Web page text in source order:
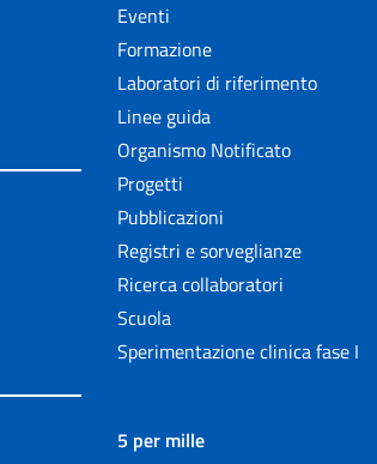
Eventi
Formazione
Laboratori di riferimento
Linee guida
Organismo Notificato
Progetti
Pubblicazioni
Registri e sorveglianze
Ricerca collaboratori
Scuola
Sperimentazione clinica fase I
5 per mille